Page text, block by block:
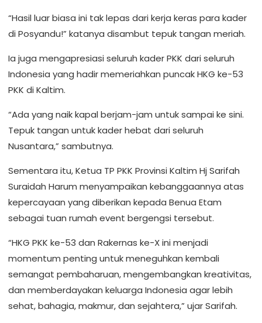
“Hasil luar biasa ini tak lepas dari kerja keras para kader
di Posyandu!” katanya disambut tepuk tangan meriah.
Ia juga mengapresiasi seluruh kader PKK dari seluruh
Indonesia yang hadir memeriahkan puncak HKG ke-53
PKK di Kaltim.
“Ada yang naik kapal berjam-jam untuk sampai ke sini.
Tepuk tangan untuk kader hebat dari seluruh
Nusantara,” sambutnya.
Sementara itu, Ketua TP PKK Provinsi Kaltim Hj Sarifah
Suraidah Harum menyampaikan kebanggaannya atas
kepercayaan yang diberikan kepada Benua Etam
sebagai tuan rumah event bergengsi tersebut.
“HKG PKK ke-53 dan Rakernas ke-X ini menjadi
momentum penting untuk meneguhkan kembali
semangat pembaharuan, mengembangkan kreativitas,
dan memberdayakan keluarga Indonesia agar lebih
sehat, bahagia, makmur, dan sejahtera,” ujar Sarifah.